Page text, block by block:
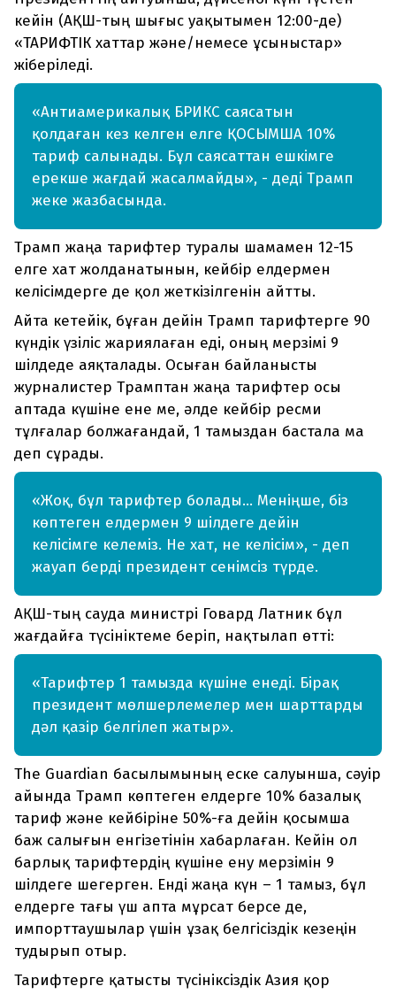
кейін (АҚШ-тың шығыс уақытымен 12:00-де)
«ТАРИФТІК хаттар және/немесе ұсыныстар»
жіберіледі.
«Антиамерикалық БРИКС саясатын
қолдаған кез келген елге ҚОСЫМША 10%
тариф салынады. Бұл саясаттан ешкімге
ерекше жағдай жасалмайды», - деді Трамп
жеке жазбасында.
Трамп жаңа тарифтер туралы шамамен 12-15
елге хат жолданатынын, кейбір елдермен
келісімдерге де қол жеткізілгенін айтты.
Айта кетейік, бұған дейін Трамп тарифтерге 90
күндік үзіліс жариялаған еді, оның мерзімі 9
шілдеде аяқталады. Осыған байланысты
журналистер Трамптан жаңа тарифтер осы
аптада күшіне ене ме, әлде кейбір ресми
тұлғалар болжағандай, 1 тамыздан бастала ма
деп сұрады.
«Жоқ, бұл тарифтер болады… Меніңше, біз
көптеген елдермен 9 шілдеге дейін
келісімге келеміз. Не хат, не келісім», - деп
жауап берді президент сенімсіз түрде.
АҚШ-тың сауда министрі Говард Латник бұл
жағдайға түсініктеме беріп, нақтылап өтті:
«Тарифтер 1 тамызда күшіне енеді. Бірақ
президент мөлшерлемелер мен шарттарды
дәл қазір белгілеп жатыр».
The Guardian басылымының еске салуынша, сәуір
айында Трамп көптеген елдерге 10% базалық
тариф және кейбіріне 50%-ға дейін қосымша
баж салығын енгізетінін хабарлаған. Кейін ол
барлық тарифтердің күшіне ену мерзімін 9
шілдеге шегерген. Енді жаңа күн – 1 тамыз, бұл
елдерге тағы үш апта мұрсат берсе де,
импорттаушылар үшін ұзақ белгісіздік кезеңін
тудырып отыр.
Тарифтерге қатысты түсініксіздік Азия қор